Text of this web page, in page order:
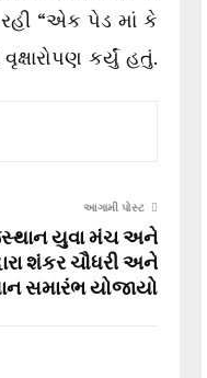
“એક પેડ માં કે
કર્યું હતું.
આગામી પોસ્ટ
યુવા મંચ અને
શંકર ચૌધરી અને
સમારંભ યોજાયો